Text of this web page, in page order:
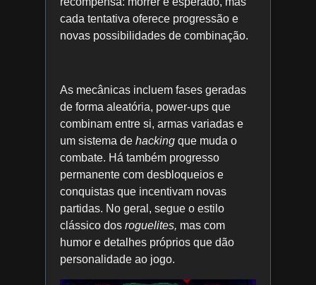
cada tentativa oferece progressão e
novas possibilidades de combinação.
As mecânicas incluem fases geradas
de forma aleatória, power-ups que
combinam entre si, armas variadas e
um sistema de hacking que muda o
combate. Há também progresso
permanente com desbloqueios e
conquistas que incentivam novas
partidas. No geral, segue o estilo
clássico dos roguelites, mas com
humor e detalhes próprios que dão
personalidade ao jogo.